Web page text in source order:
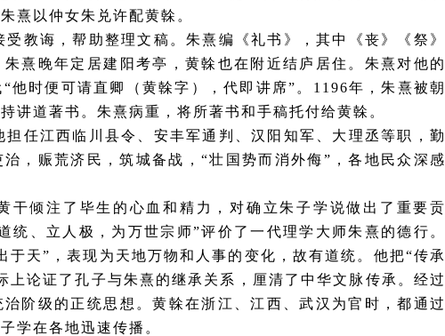
熹以仲女朱兑许配黄榦。
教诲，帮助整理文稿。朱熹编《礼书》，其中《丧》《祭》
熹晚年定居建阳考亭，黄榦也在附近结庐居住。朱熹对他的
“他时便可请直卿（黄榦字），代即讲席”。1196年，朱熹被朝
讲道著书。朱熹病重，将所著书和手稿托付给黄榦。
任江西临川县令、安丰军通判、汉阳知军、大理丞等职，勤
，赈荒济民，筑城备战， “壮国势而消外侮”，各地民众深感
干倾注了毕生的心血和精力，对确立朱子学说做出了重要贡
统、立人极，为万世宗师”评价了一代理学大师朱熹的德行。
于天”，表现为天地万物和人事的变化，故有道统。他把“传承
上论证了孔子与朱熹的继承关系，厘清了中华文脉传承。经过
阶级的正统思想。黄榦在浙江、江西、武汉为官时，都通过
学在各地迅速传播。